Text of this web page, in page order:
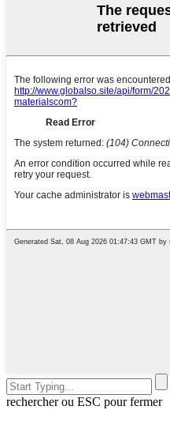
rechercher ou ESC pour fermer